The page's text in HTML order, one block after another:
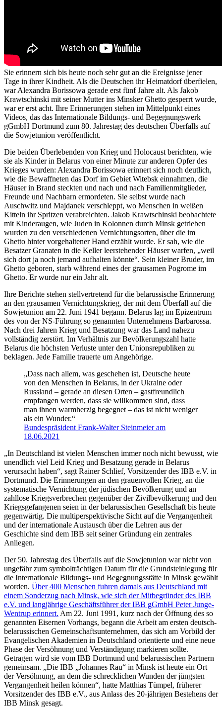
Sie erinnern sich bis heute noch sehr gut an die Ereignisse jener
Tage in ihrer Kindheit. Als die Deutschen ihr Heimatdorf überfielen,
war Alexandra Borissowa gerade erst fünf Jahre alt. Als Jakob
Krawtschinski mit seiner Mutter ins Minsker Ghetto gesperrt wurde,
war er erst acht. Ihre Erinnerungen stehen im Mittelpunkt eines
Videos, das das Internationale Bildungs- und Begegnungswerk
gGmbH Dortmund zum 80. Jahrestag des deutschen Überfalls auf
die Sowjetunion veröffentlicht.
Die beiden Überlebenden von Krieg und Holocaust berichten, wie
sie als Kinder in Belarus von einer Minute zur anderen Opfer des
Krieges wurden: Alexandra Borissowa erinnert sich noch deutlich,
wie die Bewaffneten das Dorf im Gebiet Witebsk einnahmen, die
Häuser in Brand steckten und nach und nach Familienmitglieder,
Freunde und Nachbarn ermordeten. Sie selbst wurde nach
Auschwitz und Majdanek verschleppt, wo Menschen in weißen
Kitteln ihr Spritzen verabreichten. Jakob Krawtschinski beobachtete
mit Kinderaugen, wie Juden in Kolonnen durch Minsk getrieben
wurden zu den verschiedenen Vernichtungsorten, über die im
Ghetto hinter vorgehaltener Hand erzählt wurde. Er sah, wie die
Besatzer Granaten in die Keller leerstehender Häuser warfen, „weil
sich dort ja noch jemand aufhalten könnte“. Sein kleiner Bruder, im
Ghetto geboren, starb während eines der grausamen Pogrome im
Ghetto. Er wurde nur ein Jahr alt.
Ihre Berichte stehen stellvertretend für die belarussische Erinnerung
an den grausamen Vernichtungskrieg, der mit dem Überfall auf die
Sowjetunion am 22. Juni 1941 begann. Belarus lag im Epizentrum
des von der NS-Führung so genannten Unternehmens Barbarossa.
Nach drei Jahren Krieg und Besatzung war das Land nahezu
vollständig zerstört. Im Verhältnis zur Bevölkerungszahl hatte
Belarus die höchsten Verluste unter den Unionsrepubliken zu
beklagen. Jede Familie trauerte um Angehörige.
„Dass nach allem, was geschehen ist, Deutsche heute
von den Menschen in Belarus, in der Ukraine oder
Russland – gerade an diesen Orten – gastfreundlich
empfangen werden, dass sie willkommen sind, dass
man ihnen warmherzig begegnet – das ist nicht weniger
als ein Wunder.“
Bundespräsident Frank-Walter Steinmeier am
18.06.2021
„In Deutschland ist vielen Menschen immer noch nicht bewusst, wie
unendlich viel Leid Krieg und Besatzung gerade in Belarus
verursacht haben“, sagt Rainer Schlief, Vorsitzender des IBB e.V. in
Dortmund. Die Erinnerungen an den grauenvollen Krieg, an die
systematische Vernichtung der jüdischen Bevölkerung und an
zahllose Kriegsverbrechen gegenüber der Zivilbevölkerung und den
Kriegsgefangenen seien in der belarussischen Gesellschaft bis heute
gegenwärtig. Die multiperspektivische Sicht auf die Vergangenheit
und der internationale Austausch über die Lehren aus der
Geschichte sind dem IBB seit seiner Gründung ein zentrales
Anliegen.
Der 50. Jahrestag des Überfalls auf die Sowjetunion war nicht von
ungefähr zum symbolträchtigen Datum für die Grundsteinlegung für
die Internationale Bildungs- und Begegnungsstätte in Minsk gewählt
worden. Über 400 Menschen fuhren damals aus Deutschland mit
einem Sonderzug nach Minsk, wie sich der Mitbegründer des IBB
e.V. und langjährige Geschäftsführer der IBB gGmbH Peter Junge-
Wentrup erinnert. Am 22. Juni 1991, kurz nach der Öffnung des so
genannten Eisernen Vorhangs, begann die Arbeit am ersten deutsch-
belarussischen Gemeinschaftsunternehmen, das sich am Vorbild der
Evangelischen Akademien in Deutschland orientierte und eine neue
Phase der Versöhnung und Verständigung markieren sollte.
Getragen wird sie vom IBB Dortmund und belarussischen Partnern
gemeinsam. „Die IBB „Johannes Rau“ in Minsk ist heute ein Ort
der Versöhnung, an dem die schrecklichen Wunden der jüngsten
Vergangenheit heilen können“, hatte Matthias Tümpel, früherer
Vorsitzender des IBB e.V., aus Anlass des 20-jährigen Bestehens der
IBB Minsk gesagt.